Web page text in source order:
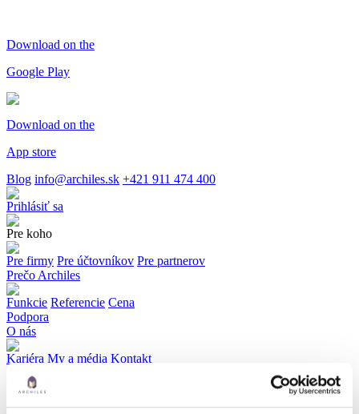
Download on the
Google Play
Download on the
App store
Blog info@archiles.sk +421 911 474 400
Prihlásiť sa
Pre koho
Pre firmy Pre účtovníkov Pre partnerov
Prečo Archiles
Funkcie Referencie Cena
Podpora
O nás
Kariéra My a média Kontakt
novinka